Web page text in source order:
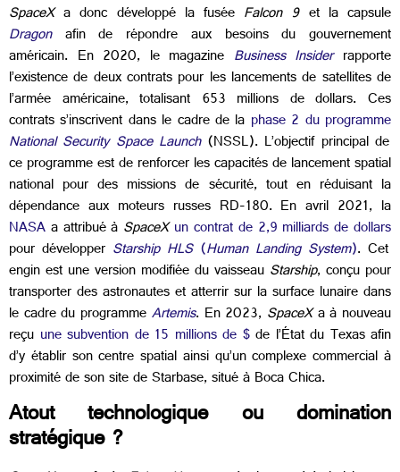
SpaceXa donc développé la fusée Falcon 9et la capsule
Dragon afin de répondre aux besoins du gouvernement
américain. En 2020, le magazine Business Insiderrapporte
l’existence de deux contrats pour les lancements de satellites de
l’armée américaine, totalisant 653 millions de dollars. Ces
contrats s’inscrivent dans le cadre de la phase 2 du programme
National Security Space Launch (NSSL). L’objectif principal de
ce programme est de renforcer les capacités de lancement spatial
national pour des missions de sécurité, tout en réduisant la
dépendance aux moteurs russes RD-180. En avril 2021, la
NASAa attribué à SpaceX un contrat de 2,9 milliards de dollars
pour développer Starship HLS(Human Landing System). Cet
engin est une version modifiée du vaisseau Starship, conçu pour
transporter des astronautes et atterrir sur la surface lunaire dans
le cadre du programmeArtemis.En 2023, SpaceXa à nouveau
reçu une subvention de 15 millions de $de l’État du Texas afin
d’y établir son centre spatial ainsi qu’un complexe commercial à
proximité de son site de Starbase, situé à Boca Chica.
Atout technologique ou domination
stratégique ?